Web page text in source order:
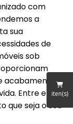
iten(s)
com
a
sua
de
sob
acabamentos
Entre em
que seja o seu